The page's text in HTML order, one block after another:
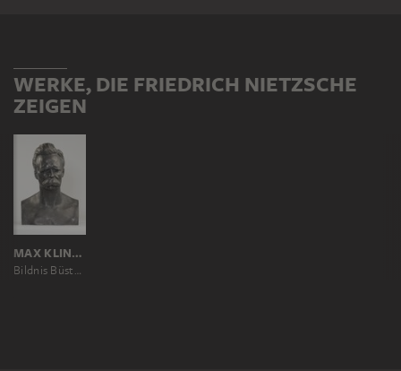
WERKE, DIE FRIEDRICH NIETZSCHE
ZEIGEN
MAX KLINGER
Bildnis Büste Friedrich Nietzsche